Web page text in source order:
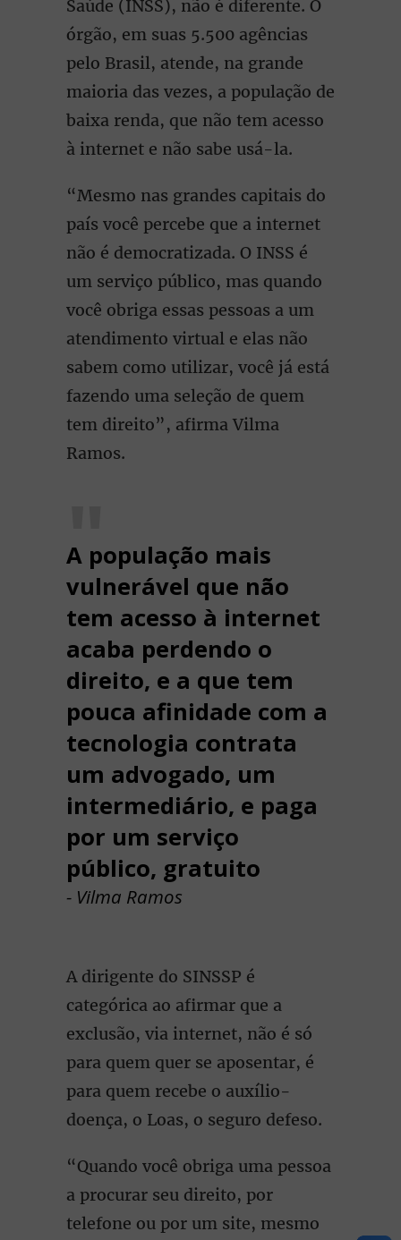
Saúde (INSS), não é diferente. O
órgão, em suas 5.500 agências
pelo Brasil, atende, na grande
maioria das vezes, a população de
baixa renda, que não tem acesso
à internet e não sabe usá-la.
“Mesmo nas grandes capitais do
país você percebe que a internet
não é democratizada. O INSS é
um serviço público, mas quando
você obriga essas pessoas a um
atendimento virtual e elas não
sabem como utilizar, você já está
fazendo uma seleção de quem
tem direito”, afirma Vilma
Ramos.
A população mais
vulnerável que não
tem acesso à internet
acaba perdendo o
direito, e a que tem
pouca afinidade com a
tecnologia contrata
um advogado, um
intermediário, e paga
por um serviço
público, gratuito
- Vilma Ramos
A dirigente do SINSSP é
categórica ao afirmar que a
exclusão, via internet, não é só
para quem quer se aposentar, é
para quem recebe o auxílio-
doença, o Loas, o seguro defeso.
“Quando você obriga uma pessoa
a procurar seu direito, por
telefone ou por um site, mesmo